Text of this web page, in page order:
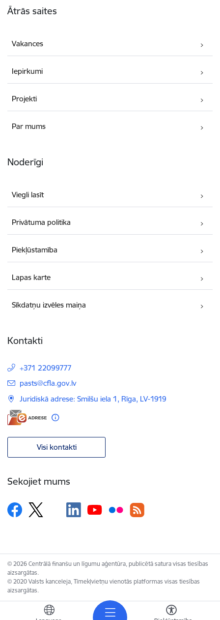
Ātrās saites
Vakances
Iepirkumi
Projekti
Par mums
Noderīgi
Viegli lasīt
Privātuma politika
Piekļūstamība
Lapas karte
Sīkdatņu izvēles maiņa
Kontakti
+371 22099777
E-pasts:
pasts@cfla.gov.lv
Juridiskā adrese: Smilšu iela 1, Rīga, LV-1919
Visi kontakti
Sekojiet mums
© 2026 Centrālā finanšu un līgumu aģentūra, publicētā satura visas tiesības
aizsargātas.
© 2020 Valsts kanceleja, Tīmekļvietņu vienotās platformas visas tiesības
aizsargātas.